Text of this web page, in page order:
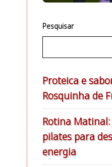
Pesquisar
Proteica e
Rosquinha de
Rotina
pilates para
energia